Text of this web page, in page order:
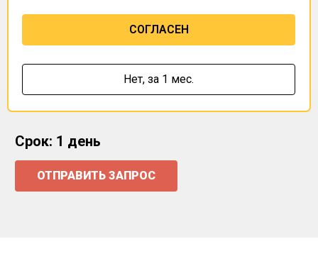
СОГЛАСЕН
Нет, за 1 мес.
Срок: 1 день
ОТПРАВИТЬ ЗАПРОС